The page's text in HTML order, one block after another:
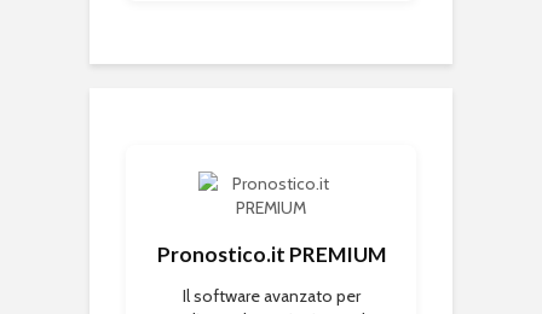
Pronostico.it PREMIUM
Il software avanzato per